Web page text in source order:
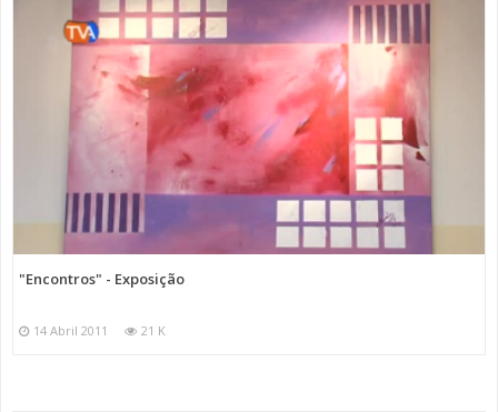
"Encontros" - Exposição
14 Abril 2011 21 K